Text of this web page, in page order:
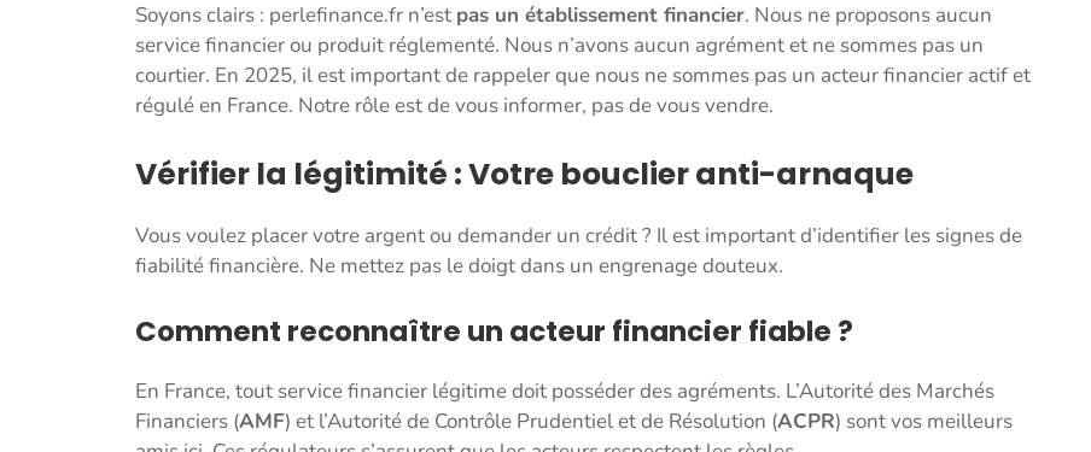
Soyons clairs : perlefinance.fr n’est pas un établissement financier. Nous ne proposons aucun
service financier ou produit réglementé. Nous n’avons aucun agrément et ne sommes pas un
courtier. En 2025, il est important de rappeler que nous ne sommes pas un acteur financier actif et
régulé en France. Notre rôle est de vous informer, pas de vous vendre.
Vérifier la légitimité : Votre bouclier anti-arnaque
Vous voulez placer votre argent ou demander un crédit ? Il est important d’identifier les signes de
fiabilité financière. Ne mettez pas le doigt dans un engrenage douteux.
Comment reconnaître un acteur financier fiable ?
En France, tout service financier légitime doit posséder des agréments. L’Autorité des Marchés
Financiers (AMF) et l’Autorité de Contrôle Prudentiel et de Résolution (ACPR) sont vos meilleurs